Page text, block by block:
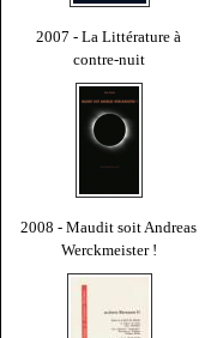
2007 - La Littérature à
contre-nuit
2008 - Maudit soit Andreas
Werckmeister !